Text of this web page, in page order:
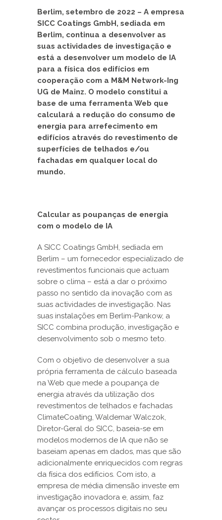
Berlim, setembro de 2022 – A empresa
SICC Coatings GmbH, sediada em
Berlim, continua a desenvolver as
suas actividades de investigação e
está a desenvolver um modelo de IA
para a física dos edifícios em
cooperação com a M&M Network-Ing
UG de Mainz. O modelo constitui a
base de uma ferramenta Web que
calculará a redução do consumo de
energia para arrefecimento em
edifícios através do revestimento de
superfícies de telhados e/ou
fachadas em qualquer local do
mundo.
Calcular as poupanças de energia
com o modelo de IA
A SICC Coatings GmbH, sediada em
Berlim – um fornecedor especializado de
revestimentos funcionais que actuam
sobre o clima – está a dar o próximo
passo no sentido da inovação com as
suas actividades de investigação. Nas
suas instalações em Berlim-Pankow, a
SICC combina produção, investigação e
desenvolvimento sob o mesmo teto.
Com o objetivo de desenvolver a sua
própria ferramenta de cálculo baseada
na Web que mede a poupança de
energia através da utilização dos
revestimentos de telhados e fachadas
ClimateCoating, Waldemar Walczok,
Diretor-Geral do SICC, baseia-se em
modelos modernos de IA que não se
baseiam apenas em dados, mas que são
adicionalmente enriquecidos com regras
da física dos edifícios. Com isto, a
empresa de média dimensão investe em
investigação inovadora e, assim, faz
avançar os processos digitais no seu